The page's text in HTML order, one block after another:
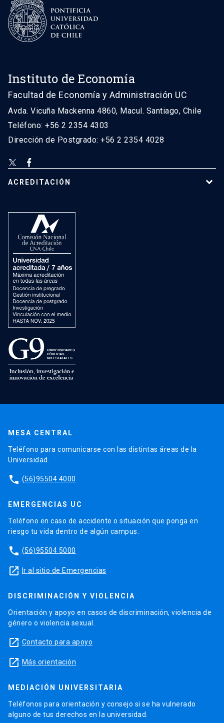
Instituto de Economía
Facultad de Economía y Administración UC
Avda. Vicuña Mackenna 4860, Macul. Santiago, Chile
Teléfono: +56 2 2354 4303
Dirección de Postgrado: +56 2 2354 4028
ACREDITACIÓN
MESA CENTRAL
Teléfono para comunicarse con las distintas áreas de la
Universidad.
phone (56)95504 4000
EMERGENCIAS UC
Teléfono en caso de accidente o situación que ponga en
riesgo tu vida dentro de algún campus.
phone (56)95504 5000
launch Ir al sitio de Emergencias
DISCRIMINACIÓN Y VIOLENCIA
Orientación y apoyo en casos de discriminación, violencia de
género o violencia sexual.
launch Contacto para apoyo
launch Más orientación
MEDIACIÓN UNIVERSITARIA
Teléfonos para orientación y consejo si se ha vulnerado
alguno de tus derechos en la universidad.